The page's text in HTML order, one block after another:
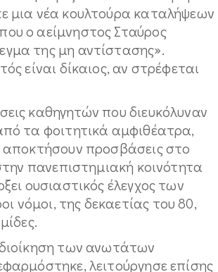
μια νέα κουλτούρα καταλήψεων
ο αείμνηστος Σταύρος
της μη αντίστασης».
είναι δίκαιος, αν στρέφεται
καθηγητών που διευκόλυναν
τα φοιτητικά αμφιθέατρα,
αποκτήσουν προσβάσεις στο
πανεπιστημιακή κοινότητα
ουσιαστικός έλεγχος των
νόμοι, της δεκαετίας του 80,
των ανωτάτων
λειτούργησε επίσης